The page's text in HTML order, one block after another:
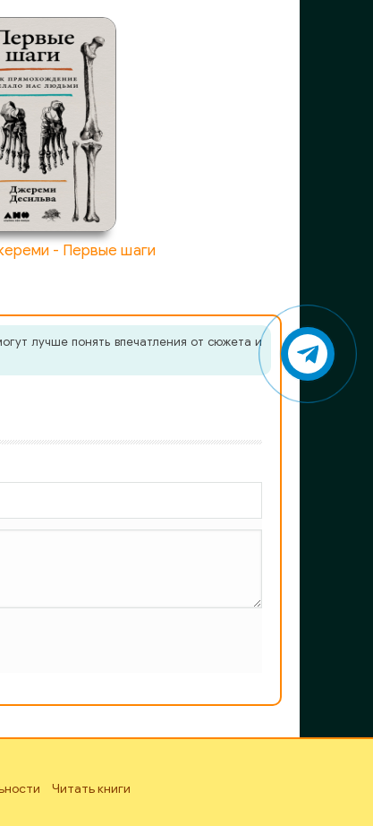
- Первые шаги
лучше понять впечатления от сюжета и
Читать книги